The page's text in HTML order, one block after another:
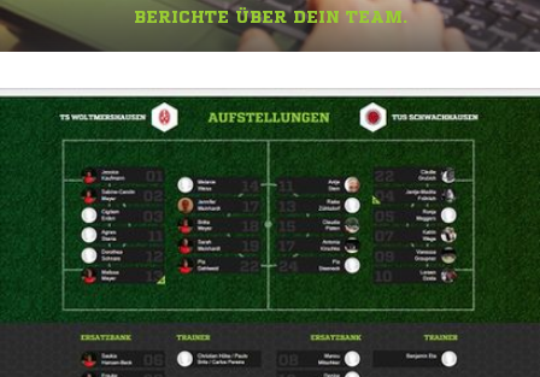
BERICHTE ÜBER DEIN TEAM.